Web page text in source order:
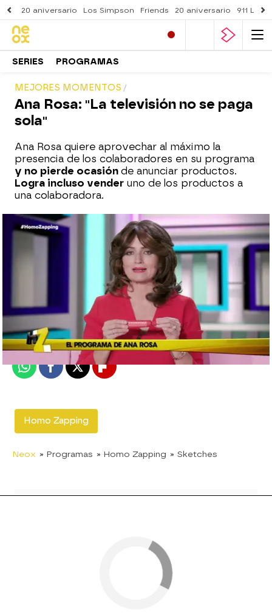
20 aniversario Los Simpson Friends 20 aniversario 911
SERIES PROGRAMAS
MEJORES MOMENTOS
Ana Rosa: "La televisión no se paga
sola"
Ana Rosa quiere aprovechar al máximo la
presencia de los colaboradores en su programa
y no pierde ocasión de anunciar productos.
Logra incluso vender uno de los productos a
una colaboradora.
Madrid
Publicado:16 de julio de 2017, 22:33
WhatsappFacebook
X Flipboard
Homo Zapping
Neox » Programas » Homo Zapping » Sketches